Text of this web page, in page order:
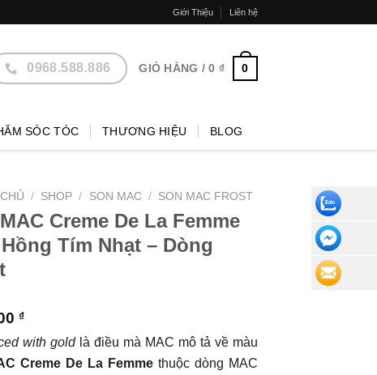
Giới Thiệu Liên hệ
0968.588.886 GIỎ HÀNG /0 ₫ 0
SÓC TÓC THƯƠNG HIỆU BLOG
/ SHOP / SON MAC / SON MAC FROST
Creme De La Femme
Tím Nhạt – Dòng
₫
with gold là điều mà MAC mô tả về màu
Creme De La Femmethuộc dòng MAC